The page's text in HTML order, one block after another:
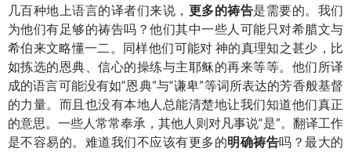
几百种地上语言的译者们来说， 更多的祷告是需要的。我们
为他们有足够的祷告吗？他们其中一些人可能只对希腊文与
希伯来文略懂一二。同样他们可能对 神的真理知之甚少，比
如拣选的恩典、信心的操练与主耶稣的再来等等。他们所译
成的语言可能没有如“恩典”与“谦卑”等词所表达的芳香般基督
的力量。而且也没有本地人总能清楚地让我们知道他们真正
的意思。一些人常常奉承，其他人则对凡事说“是”。翻译工作
是不容易的。难道我们不应该有更多的明确祷告吗？最大的